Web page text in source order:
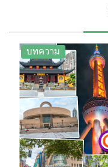
บทความ